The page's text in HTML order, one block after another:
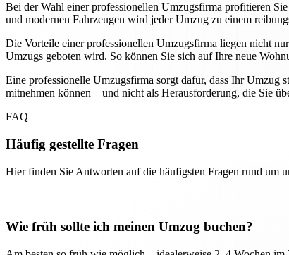
Bei der Wahl einer professionellen Umzugsfirma profitieren
und modernen Fahrzeugen wird jeder Umzug zu einem
Die Vorteile einer professionellen Umzugsfirma liegen nicht
Umzugs geboten wird. So können Sie sich auf Ihre neue
Eine professionelle Umzugsfirma sorgt dafür, dass Ihr Umzug
mitnehmen können – und nicht als Herausforderung, die Sie
FAQ
Häufig gestellte Fragen
Hier finden Sie Antworten auf die häufigsten Fragen rund um
Wie früh sollte ich meinen Umzug buchen?